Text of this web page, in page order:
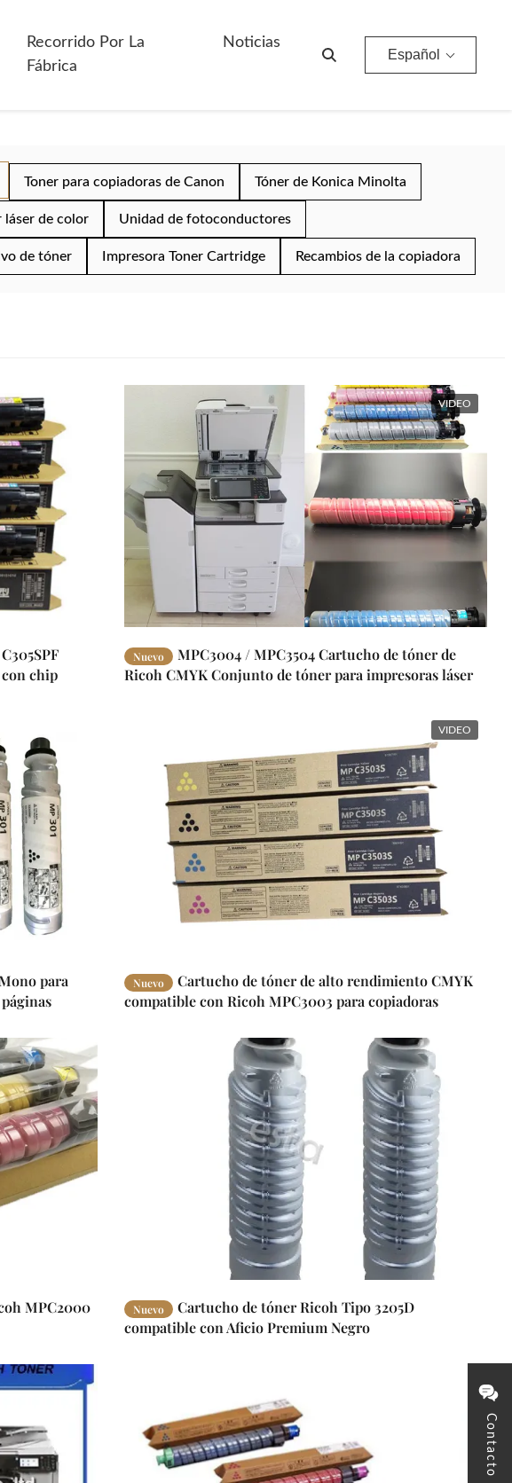
Contacto
Recorrido Por La
Fábrica
Noticias
Español
Toner para copiadoras de Canon Tóner de Konica Minolta
láser de color Unidad de fotoconductores
de tóner Impresora Toner Cartridge Recambios de la copiadora
con chip
VIDEO
Nuevo
MPC3004 / MPC3504 Cartucho de tóner de
Ricoh CMYK Conjunto de tóner para impresoras láser
para
VIDEO
Nuevo
Cartucho de tóner de alto rendimiento CMYK
compatible con Ricoh MPC3003 para copiadoras
MPC2000
Nuevo
Cartucho de tóner Ricoh Tipo 3205D
compatible con Aficio Premium Negro